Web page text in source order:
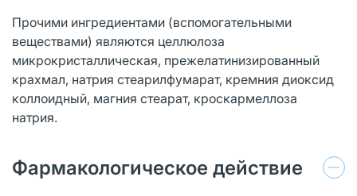
Прочими ингредиентами (вспомогательными
веществами) являются целлюлоза
микрокристаллическая, прежелатинизированный
крахмал, натрия стеарилфумарат, кремния диоксид
коллоидный, магния стеарат, кроскармеллоза
натрия.
Фармакологическое действие